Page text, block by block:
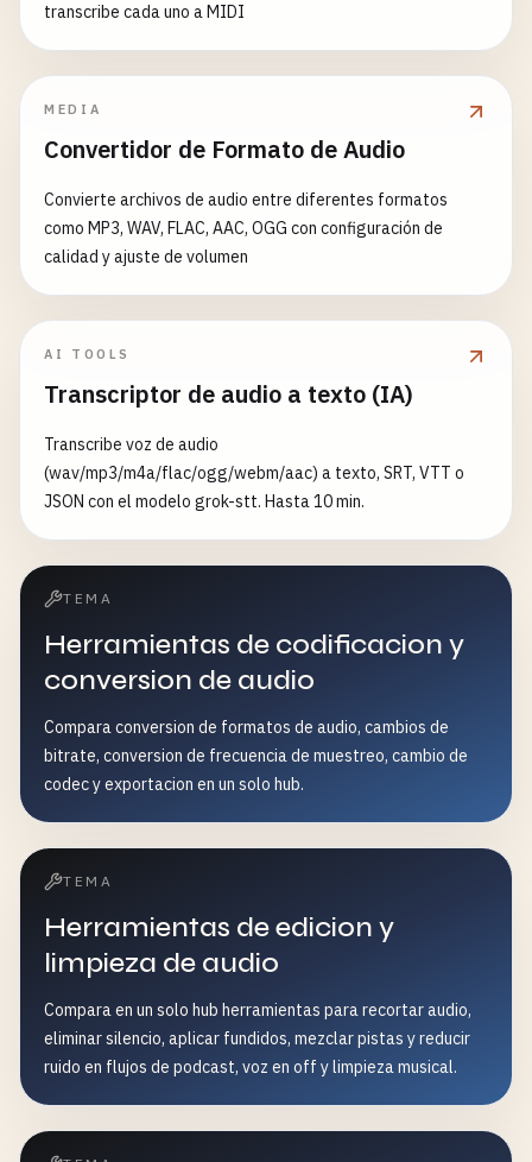
transcribe cada uno a MIDI
MEDIA
Convertidor de Formato de Audio
Convierte archivos de audio entre diferentes formatos
como MP3, WAV, FLAC, AAC, OGG con configuración de
calidad y ajuste de volumen
AI TOOLS
Transcriptor de audio a texto (IA)
Transcribe voz de audio
(wav/mp3/m4a/flac/ogg/webm/aac) a texto, SRT, VTT o
JSON con el modelo grok-stt. Hasta 10 min.
TEMA
Herramientas de codificacion y
conversion de audio
Compara conversion de formatos de audio, cambios de
bitrate, conversion de frecuencia de muestreo, cambio de
codec y exportacion en un solo hub.
TEMA
Herramientas de edicion y
limpieza de audio
Compara en un solo hub herramientas para recortar audio,
eliminar silencio, aplicar fundidos, mezclar pistas y reducir
ruido en flujos de podcast, voz en off y limpieza musical.